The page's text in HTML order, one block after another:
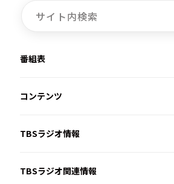
番組表
コンテンツ
TBSラジオ情報
TBSラジオ関連情報